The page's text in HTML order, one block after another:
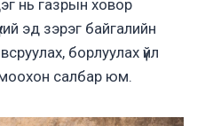
нь газрын ховор
эд зэрэг байгалийн
борлуулах үйл
салбар юм.